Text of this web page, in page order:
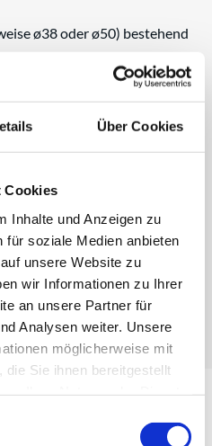
Über Cookies
Cookies
Inhalte und Anzeigen zu
für soziale Medien anbieten
unsere Website zu
wir Informationen zu Ihrer
an unsere Partner für
Analysen weiter. Unsere
möglicherweise mit
Sie ihnen bereitgestellt
ø38 oder ø50) bestehend